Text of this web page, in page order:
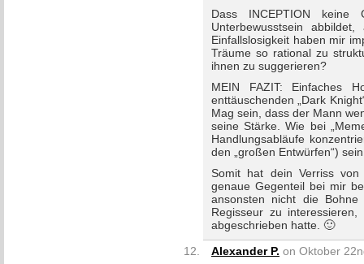
Dass INCEPTION keine
Unterbewusstsein
Einfallslosigkeit haben mir
Träume so rational zu
ihnen zu suggerieren?
MEIN FAZIT: Einfaches
enttäuschenden „Dark
Mag sein, dass der Mann
seine Stärke. Wie bei
Handlungsabläufe
den „großen Entwürfen“)
Somit hat dein Verriss
genaue Gegenteil bei mir
ansonsten nicht die
Regisseur zu
abgeschrieben hatte. 🙂
Alexander P. on Oktober